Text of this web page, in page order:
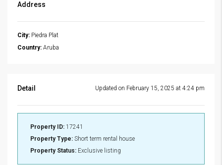
Address
City: Piedra Plat
Country: Aruba
Detail Updated on February 15, 2025 at 4:24 pm
Property ID: 17241
Property Type: Short term rental house
Property Status: Exclusive listing